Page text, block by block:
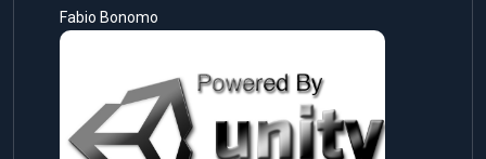
Fabio Bonomo